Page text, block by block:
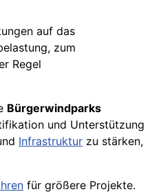
auf das
zum
Regel
Bürgerwindparks
und Unterstützung
Infrastruktur zu stärken,
für größere Projekte.